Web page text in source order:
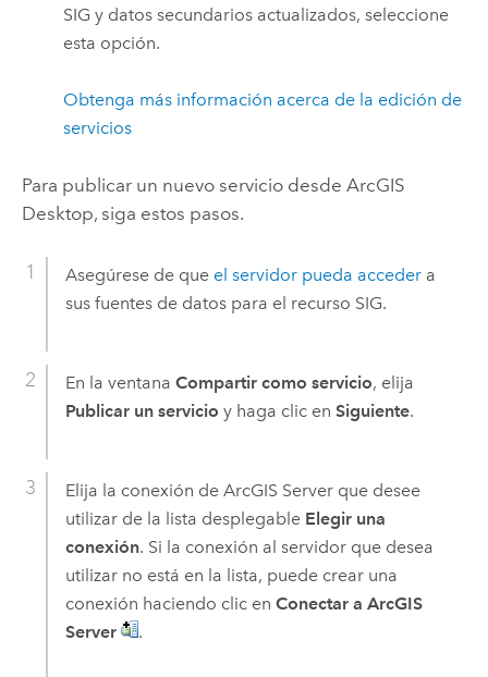
SIG y datos secundarios actualizados, seleccione
esta opción.
Obtenga más información acerca de la edición de
servicios
Para publicar un nuevo servicio desde ArcGIS
Desktop, siga estos pasos.
Asegúrese de que el servidor pueda accedera
sus fuentes de datos para el recurso SIG.
En la ventana Compartir como servicio, elija
Publicar un servicio y haga clic en Siguiente.
Elija la conexión de ArcGIS Serverque desee
utilizar de la lista desplegable Elegir una
conexión. Si la conexión al servidor que desea
utilizar no está en la lista, puede crear una
conexión haciendo clic en Conectar a ArcGIS
Server
.